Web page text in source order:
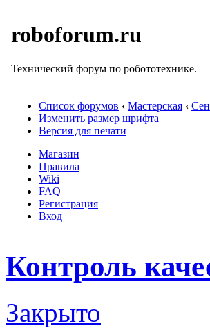
roboforum.ru
Технический форум по робототехнике.
Список форумов ‹ Мастерская ‹
Изменить размер шрифта
Версия для печати
Магазин
Правила
Wiki
FAQ
Регистрация
Вход
Контроль
Закрыто